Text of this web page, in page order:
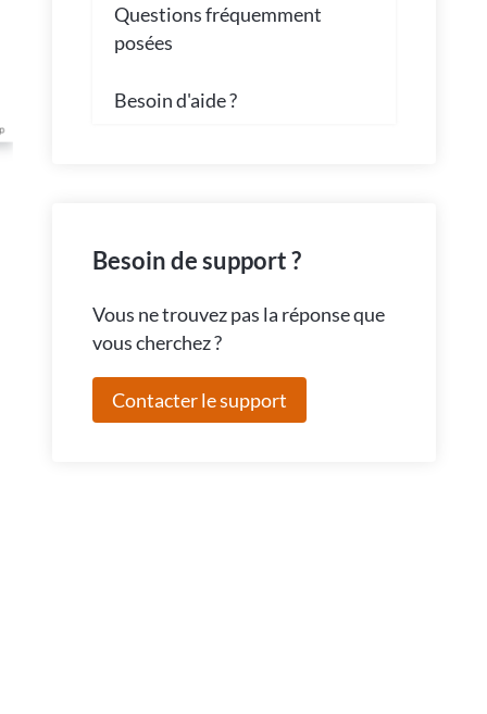
Questions fréquemment
posées
Besoin d'aide ?
Besoin de support ?
Vous ne trouvez pas la réponse que
vous cherchez ?
Contacter le support